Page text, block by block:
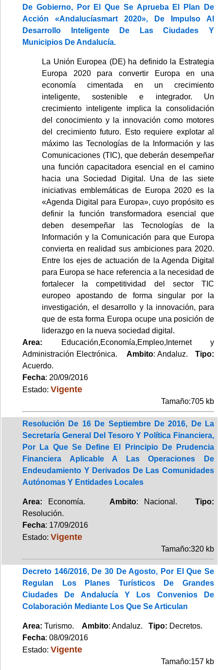
De Gobierno, Por El Que Se Aprueba El Plan De
Acción «Andalucíasmart 2020», De Impulso Al
Desarrollo Inteligente De Las Ciudades Y
Municipios De Andalucía.
La Unión Europea (DE) ha definido la Estrategia
Europa 2020 para convertir Europa en una
economía cimentada en un crecimiento
inteligente, sostenible e integrador. Un
crecimiento inteligente implica la consolidación
del conocimiento y la innovación como motores
del crecimiento futuro. Esto requiere explotar al
máximo las Tecnologías de la Información y las
Comunicaciones (TIC), que deberán desempeñar
una función capacitadora esencial en el camino
hacia una Sociedad Digital. Una de las siete
iniciativas emblemáticas de Europa 2020 es la
«Agenda Digital para Europa», cuyo propósito es
definir la función transformadora esencial que
deben desempeñar las Tecnologías de la
Información y la Comunicación para que Europa
convierta en realidad sus ambiciones para 2020.
Entre los ejes de actuación de la Agenda Digital
para Europa se hace referencia a la necesidad de
fortalecer la competitividad del sector TIC
europeo apostando de forma singular por la
investigación, el desarrollo y la innovación, para
que de esta forma Europa ocupe una posición de
liderazgo en la nueva sociedad digital.
Area: Educación,Economía,Empleo,Internet y
Administración Electrónica.Ambito: Andaluz.Tipo:
Acuerdo.
Fecha: 20/09/2016
Estado: Vigente
Tamaño:705 kb
Resolución De 16 De Septiembre De 2016, De La
Secretaría General Del Tesoro Y Política Financiera,
Por La Que Se Define El Principio De Prudencia
Financiera Aplicable A Las Operaciones De
Endeudamiento Y Derivados De Las Comunidades
Autónomas Y Entidades Locales
Area: Economía. Ambito: Nacional.Tipo:
Resolución.
Fecha: 17/09/2016
Estado: Vigente
Tamaño:320 kb
Decreto 146/2016, De 30 De Agosto, Por El Que Se
Regulan Los Planes Turísticos De Grandes
Ciudades De Andalucía Y Los Convenios De
Colaboración Mediante Los Que Se Articulan
Area: Turismo. Ambito: Andaluz. Tipo: Decretos.
Fecha: 08/09/2016
Estado: Vigente
Tamaño:157 kb